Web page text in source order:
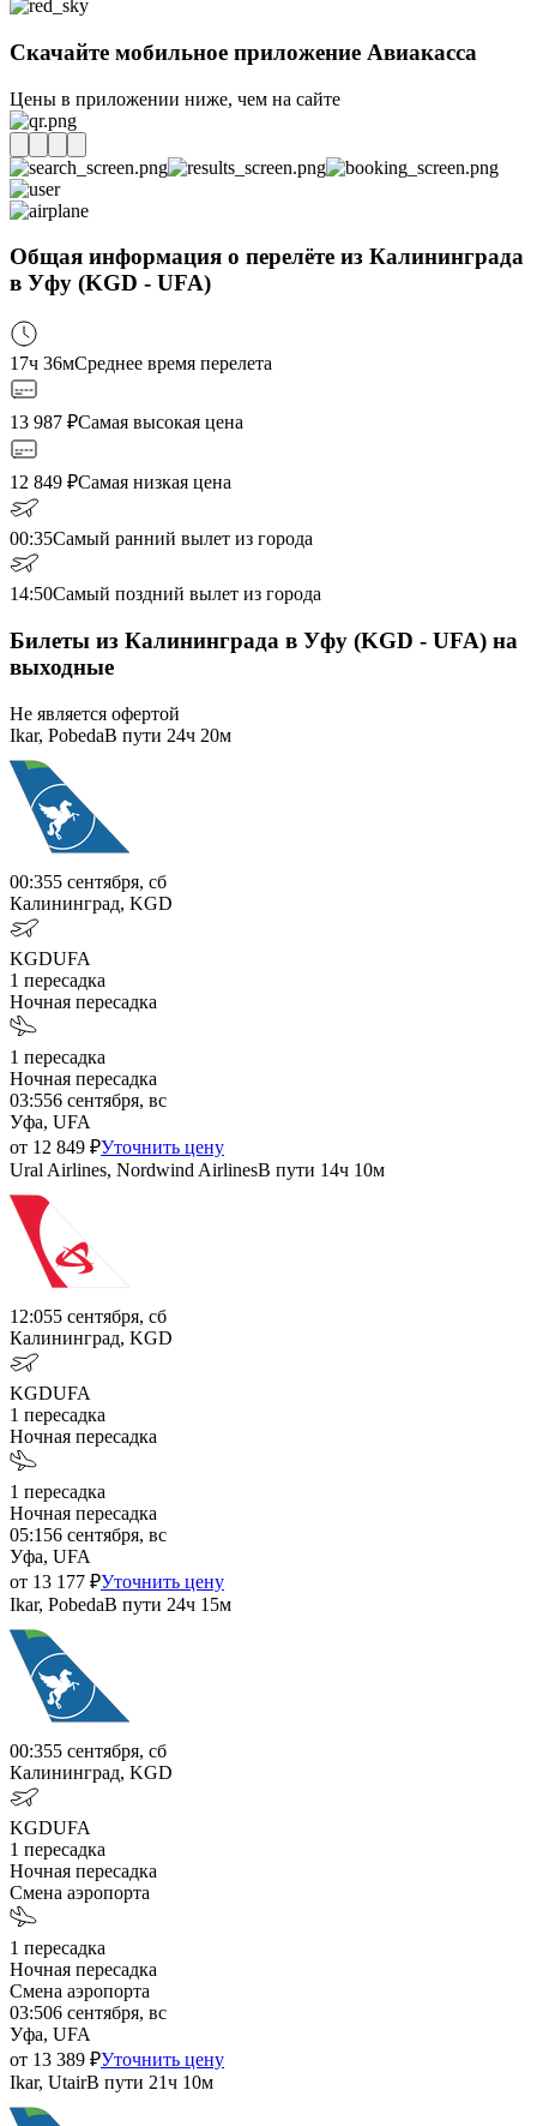
Скачайте мобильное приложение Авиакасса
Цены в приложении ниже, чем на сайте
Общая информация о перелёте из Калининграда
в Уфу (KGD - UFA)
17ч 36мСреднее время перелета
13 987 ₽Самая высокая цена
12 849 ₽Самая низкая цена
00:35Самый ранний вылет из города
14:50Самый поздний вылет из города
Билеты из Калининграда в Уфу (KGD - UFA) на
выходные
Не является офертой
Ikar, PobedaВ пути 24ч 20м
00:355 сентября, сб
Калининград, KGD
KGDUFA
1 пересадка
Ночная пересадка
1 пересадка
Ночная пересадка
03:556 сентября, вс
Уфа, UFA
от 12 849 ₽Уточнить цену
Ural Airlines, Nordwind AirlinesВ пути 14ч 10м
12:055 сентября, сб
Калининград, KGD
KGDUFA
1 пересадка
Ночная пересадка
1 пересадка
Ночная пересадка
05:156 сентября, вс
Уфа, UFA
от 13 177 ₽Уточнить цену
Ikar, PobedaВ пути 24ч 15м
00:355 сентября, сб
Калининград, KGD
KGDUFA
1 пересадка
Ночная пересадка
Смена аэропорта
1 пересадка
Ночная пересадка
Смена аэропорта
03:506 сентября, вс
Уфа, UFA
от 13 389 ₽Уточнить цену
Ikar, UtairВ пути 21ч 10м